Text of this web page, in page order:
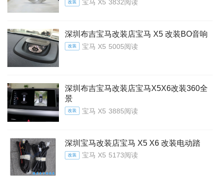
改装 宝马 X5 3832阅读
深圳布吉宝马改装店宝马 X5 改装BO音响
改装 宝马 X5 5005阅读
深圳布吉宝马改装店宝马X5X6改装360全
景
改装 宝马 X5 3885阅读
深圳宝马改装店宝马 X5 X6 改装电动踏
改装 宝马 X5 5173阅读